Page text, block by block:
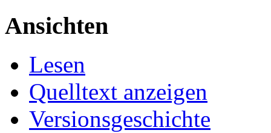
Ansichten
Lesen
Quelltext anzeigen
Versionsgeschichte